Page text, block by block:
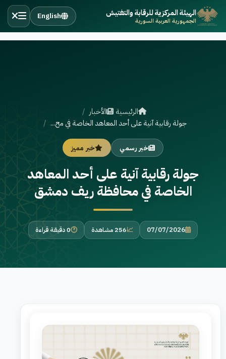
الهيئة المركزية للرقابة والتفتيش
الجمهورية العربية السورية English
الرئيسية
الأخبار
جولة رقابية آنية على أحد المعاهد الخاصة في مح...
خبر رسمي خبر مميز
جولة رقابية آنية على أحد المعاهد
الخاصة في محافظة ريف دمشق
07/07/2026 256 مشاهدة 0 دقيقة قراءة